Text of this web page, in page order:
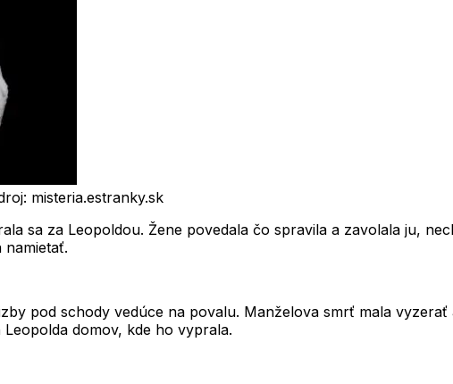
misteria.estranky.sk
sa za Leopoldou. Žene povedala čo spravila a zavolala ju,
namietať.
pod schody vedúce na povalu. Manželova smrť mala
domov, kde ho vyprala.